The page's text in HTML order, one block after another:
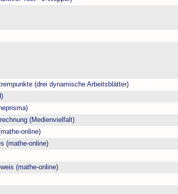
(drei dynamische Arbeitsblätter)
(Medienvielfalt)
online)
(mathe-online)
(mathe-online)